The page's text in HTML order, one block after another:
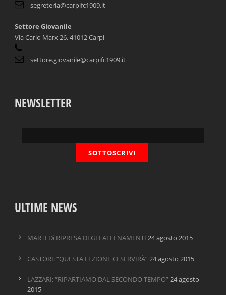
segreteria@carpifc1909.it
Settore Giovanile
Via Carlo Marx 26, 41012 Carpi
settore.giovanile@carpifc1909.it
NEWSLETTER
ULTIME NEWS
MARTEDì RIPRESA DEGLI ALLENAMENTI 24 agosto 2015
CASTORI: “QUESTA LEZIONE CI SERVIRÀ” 24 agosto 2015
LAZZARI: “RIPARTIAMO DAL SECONDO TEMPO” 24 agosto
2015